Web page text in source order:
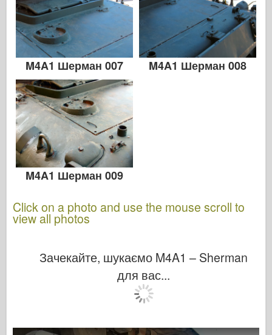
M4A1 Шерман 007 M4A1 Шерман 008
M4A1 Шерман 009
Click on a photo and use the mouse scroll to
view all photos
Зачекайте, шукаємо M4A1 – Sherman
для вас...